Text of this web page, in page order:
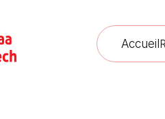
Accueil